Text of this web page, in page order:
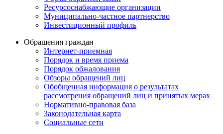
Ресурсоснабжающие организации
Муниципально-частное партнерство
Инвестиционный профиль
Обращения граждан
Интернет-приемная
Порядок и время приема
Порядок обжалования
Обзоры обращений лиц
Обобщенная информация о результатах
рассмотрения обращений лиц и принятых мерах
Нормативно-правовая база
Законодательная карта
Социальные сети